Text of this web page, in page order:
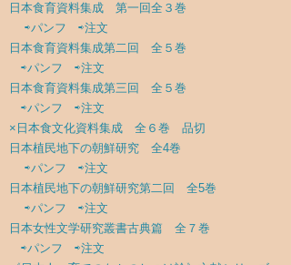
日本食育資料集成 第一回全３巻
⇨パンフ ⇨注文
日本食育資料集成第二回 全５巻
⇨パンフ ⇨注文
日本食育資料集成第三回 全５巻
⇨パンフ ⇨注文
×日本食文化資料集成 全６巻 品切
日本植民地下の朝鮮研究 全4巻
⇨パンフ ⇨注文
日本植民地下の朝鮮研究第二回 全5巻
⇨パンフ ⇨注文
日本女性文学研究叢書古典篇 全７巻
⇨パンフ ⇨注文